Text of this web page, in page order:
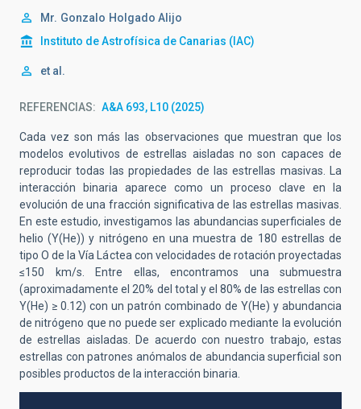
Mr. Gonzalo Holgado Alijo
Instituto de Astrofísica de Canarias (IAC)
et al.
REFERENCIAS A&A 693, L10 (2025)
Cada vez son más las observaciones que muestran que los
modelos evolutivos de estrellas aisladas no son capaces de
reproducir todas las propiedades de las estrellas masivas. La
interacción binaria aparece como un proceso clave en la
evolución de una fracción significativa de las estrellas masivas.
En este estudio, investigamos las abundancias superficiales de
helio (Y(He)) y nitrógeno en una muestra de 180 estrellas de
tipo O de la Vía Láctea con velocidades de rotación proyectadas
≤150 km/s. Entre ellas, encontramos una submuestra
(aproximadamente el 20% del total y el 80% de las estrellas con
Y(He) ≥ 0.12) con un patrón combinado de Y(He) y abundancia
de nitrógeno que no puede ser explicado mediante la evolución
de estrellas aisladas. De acuerdo con nuestro trabajo, estas
estrellas con patrones anómalos de abundancia superficial son
posibles productos de la interacción binaria.